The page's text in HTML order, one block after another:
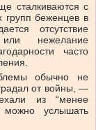
сталкиваются с
групп беженцев в
отсутствие
нежелание
часто
обычно не
от войны, —
из “менее
можно услышать